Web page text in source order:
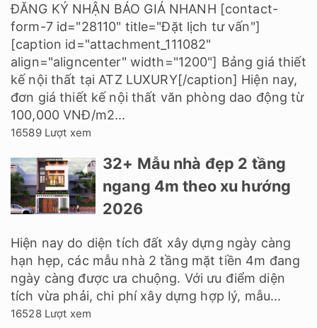
ĐĂNG KÝ NHẬN BÁO GIÁ NHANH [contact-
form-7 id="28110" title="Đặt lịch tư vấn"]
[caption id="attachment_111082"
align="aligncenter" width="1200"] Bảng giá thiết
kế nội thất tại ATZ LUXURY[/caption] Hiện nay,
đơn giá thiết kế nội thất văn phòng dao động từ
100,000 VNĐ/m2...
16589 Lượt xem
32+ Mẫu nhà đẹp 2 tầng
ngang 4m theo xu hướng
2026
Hiện nay do diện tích đất xây dựng ngày càng
hạn hẹp, các mẫu nhà 2 tầng mặt tiền 4m đang
ngày càng được ưa chuộng. Với ưu điểm diện
tích vừa phải, chi phí xây dựng hợp lý, mẫu...
16528 Lượt xem